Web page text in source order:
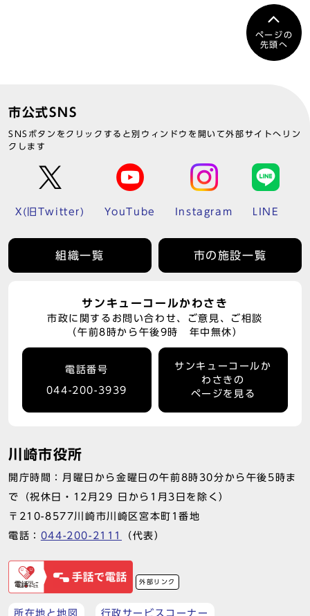
ページの
先頭へ
市公式SNS
SNSボタンをクリックすると別ウィンドウを開いて外部サイトへリン
クします
X(旧Twitter) YouTube Instagram LINE
組織一覧 市の施設一覧
サンキューコールかわさき
市政に関するお問い合わせ、ご意見、ご相談
（午前8時から午後9時 年中無休）
電話番号
044-200-3939
サンキューコールか
わさきの
ページを見る
川崎市役所
開庁時間：月曜日から金曜日の午前8時30分から午後5時ま
で（祝休日・12月29 日から1月3日を除く）
〒210-8577川崎市川崎区宮本町1番地
電話： 044-200-2111 （代表）
外部リンク
所在地と地図 行政サービスコーナー